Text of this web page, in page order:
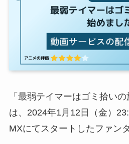
「最弱テイマーはゴミ拾いの
は、2024年1月12日（金）
MXにてスタートしたファン